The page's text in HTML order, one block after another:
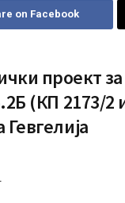
on Facebook
проект
(КП 2173/2